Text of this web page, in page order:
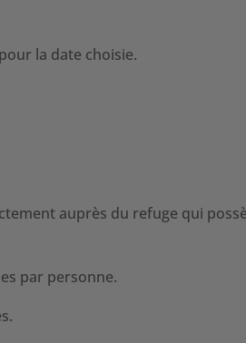
la date choisie.
auprès du refuge qui
par personne.